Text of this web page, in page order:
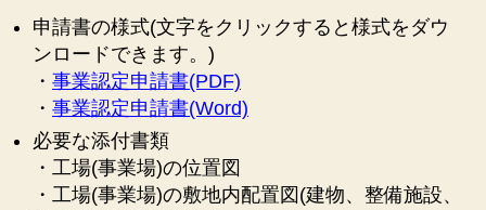
申請書の様式(文字をクリックすると様式をダウ
ンロードできます。)
・ 事業認定申請書(PDF)
・ 事業認定申請書(Word)
必要な添付書類
・工場(事業場)の位置図
・工場(事業場)の敷地内配置図(建物、整備施設、